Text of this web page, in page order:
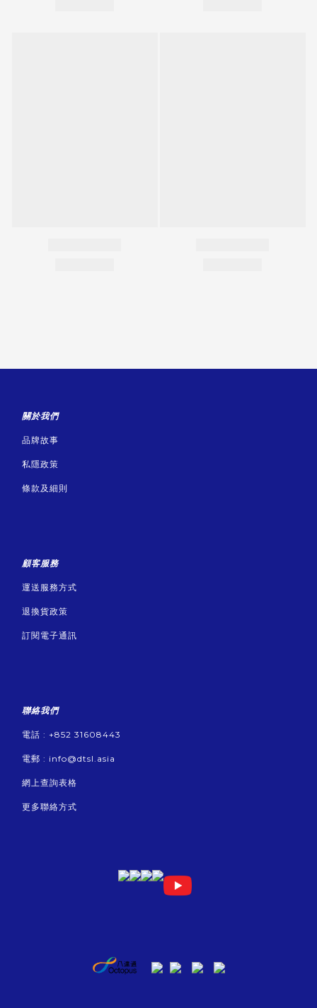
關於我們
品牌故事
私隱政策
條款及細則
顧客服務
運送服務方式
退換貨政策
訂閱電子通訊
聯絡我們
電話 : +852 31608443
電郵 : info@dtsl.asia
網上查詢表格
更多聯絡方式